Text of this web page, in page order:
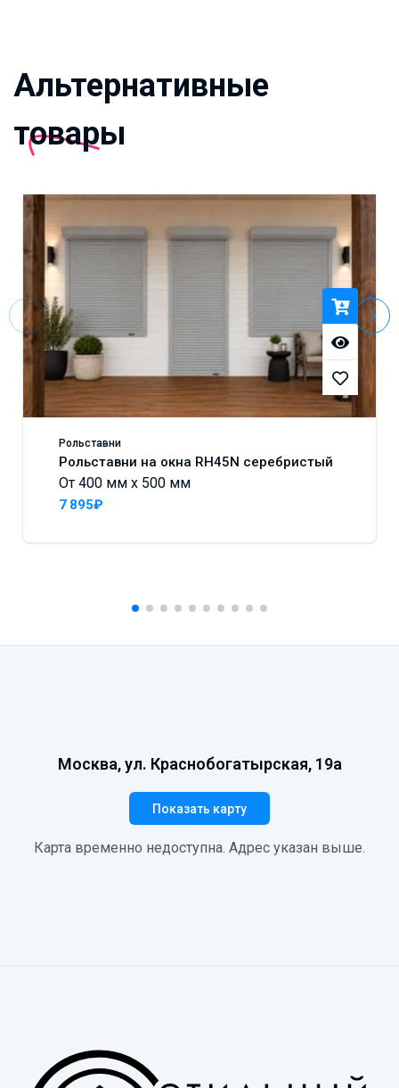
Альтернативные
товары
Рольставни
Рольставни на окна RH45N серебристый
От 400 мм x 500 мм
7 895₽
Москва, ул. Краснобогатырская, 19а
Показать карту
Карта временно недоступна. Адрес указан выше.